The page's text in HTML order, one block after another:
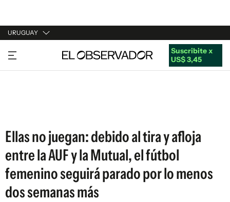
URUGUAY
URUGUAY
ARGENTINA
Suscribite x
US$ 3,45
Ellas no juegan: debido al tira y afloja
entre la AUF y la Mutual, el fútbol
femenino seguirá parado por lo menos
dos semanas más